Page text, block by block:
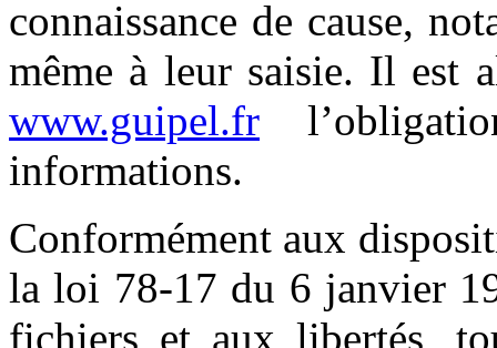
connaissance de cause,
même à leur saisie. Il est
www.guipel.fr
informations.
Conformément aux
la loi 78-17 du 6 janvier
fichiers et aux libertés,